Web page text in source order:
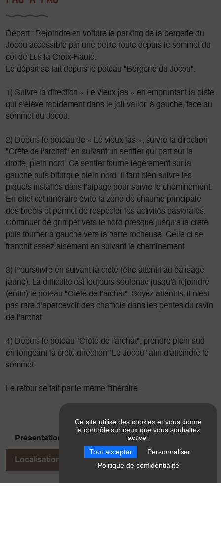
Départ : Rejoindre en voiture le parking de la bergerie du
Jocou accessible par une petite route depuis le sommet du
col de Lus la Croix-Haute.
Le départ se fait depuis le poteau "Bergerie du Jocou".
1) Suivre la direction « Le vieux jas » en empruntant la piste
qui s'élève rapidement dans le joli vallon à gauche, face au
sommet du Jocou.
2) Depuis le poteau de « Le vieux jas », suivre la direction
"Crête de l'archat" en suivant un sentier qui part sur la
droite, plein nord. Ce sentier tourne légèrement sur la
gauche puis bifurque plein nord. Il faut bien suivre les
piquets installés dans l'alpage pour suivre le cheminement.
En effet cet itinéraire évite la zone de chaume principale
des brebis et permet de respecter les activités pastorales.
Continuer de grimper vers le nord presque jusqu'à la crête
puis tourner à gauche vers la barre rocheuse. Celle-ci se
franchit assez aisément en suivant le cheminement.
3) Poursuivre en suivant la crête (être attentif au balisage
jaune). La difficulté est toujours soutenue jusqu'à rejoindre
(enfin) le poteau "Crête de l'archat". Soyez attentifs, il n'est
pas rare d'apercevoir des chamois dans les pentes du ravin
de l'archat.
4) Depuis le poteau "Crête de l'archat", prendre plein sud
en longeant la crête direction "Le Jocou" afin d'atteindre le
sommet.
Le retour se fait par le même itinéraire.
Présentation Pas à pas
Localisation
Ce site utilise des cookies et vous donne
le contrôle sur ceux que vous souhaitez
activer
Tout accepter Personnaliser
Politique de confidentialité